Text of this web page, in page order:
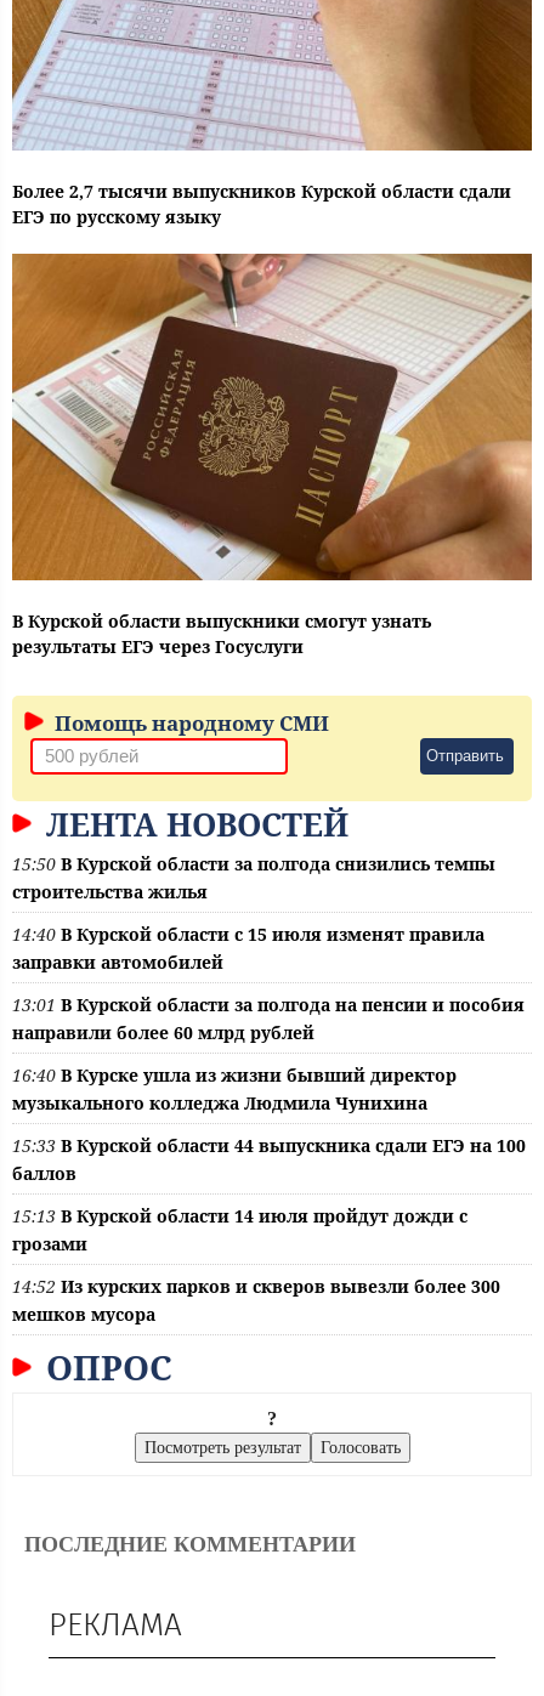
Более 2,7 тысячи выпускников Курской области сдали
ЕГЭ по русскому языку
В Курской области выпускники смогут узнать
результаты ЕГЭ через Госуслуги
Помощь народному СМИ
Отправить
ЛЕНТА НОВОСТЕЙ
15:50 В Курской области за полгода снизились темпы
строительства жилья
14:40 В Курской области с 15 июля изменят правила
заправки автомобилей
13:01 В Курской области за полгода на пенсии и пособия
направили более 60 млрд рублей
16:40 В Курске ушла из жизни бывший директор
музыкального колледжа Людмила Чунихина
15:33 В Курской области 44 выпускника сдали ЕГЭ на 100
баллов
15:13 В Курской области 14 июля пройдут дожди с
грозами
14:52 Из курских парков и скверов вывезли более 300
мешков мусора
ОПРОС
?
ПОСЛЕДНИЕ КОММЕНТАРИИ
РЕКЛАМА